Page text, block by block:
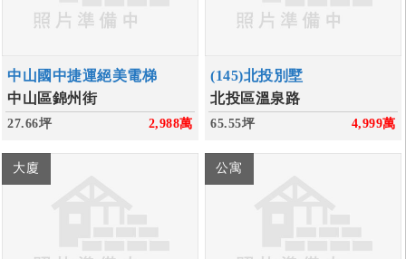
中山國中捷運絕美電梯
中山區錦州街
27.66坪 2,988萬
(145)北投別墅
北投區溫泉路
65.55坪 4,999萬
大廈 公寓